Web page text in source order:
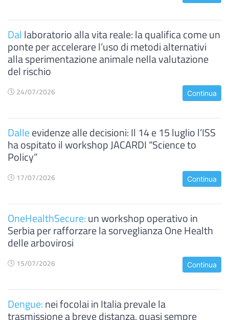
Dal laboratorio alla vita reale: la qualifica come un
ponte per accelerare l’uso di metodi alternativi
alla sperimentazione animale nella valutazione
del rischio
24/07/2026 Continua
Dalleevidenze alle decisioni: Il 14 e 15 luglio l’ISS
ha ospitato il workshop JACARDI “Science to
Policy”
17/07/2026 Continua
OneHealthSecure:un workshop operativo in
Serbia per rafforzare la sorveglianza One Health
delle arbovirosi
15/07/2026 Continua
Dengue:nei focolai in Italia prevale la
trasmissione a breve distanza, quasi sempre